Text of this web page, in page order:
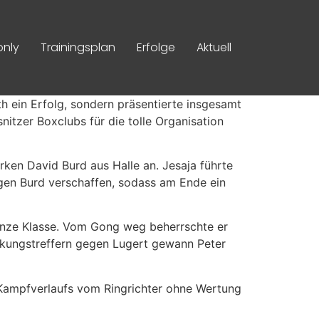
Trainingsplan Erfolge Aktuell
ein Erfolg, sondern präsentierte insgesamt
Boxclubs für die tolle Organisation
David Burd aus Halle an. Jesaja führte
Burd verschaffen, sodass am Ende ein
Klasse. Vom Gong weg beherrschte er
gegen Lugert gewann Peter
vom Ringrichter ohne Wertung